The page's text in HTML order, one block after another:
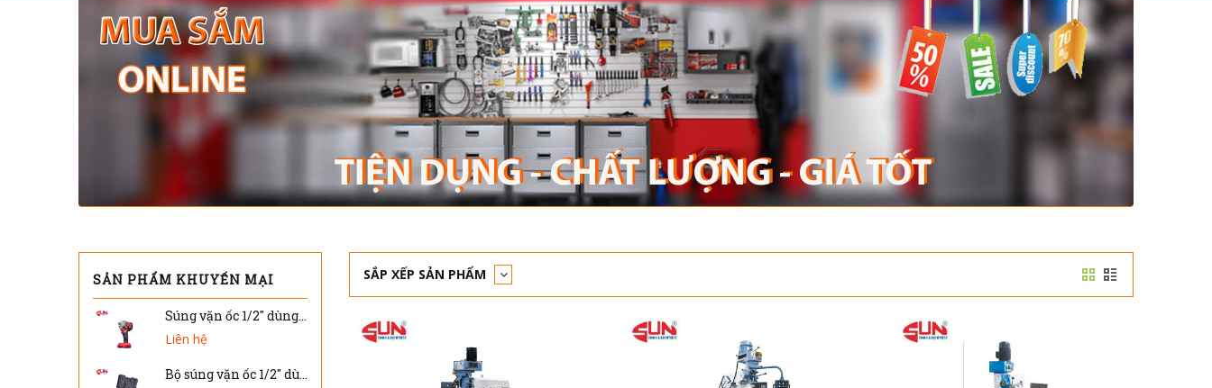
SẮP XẾP SẢN PHẨM
SẢN PHẨM KHUYẾN MẠI
Súng vặn ốc 1/2" dùng pin DW-404 ( Chỉ thân máy )
Liên hệ
Bộ súng vặn ốc 1/2" dùng pin DW-401V